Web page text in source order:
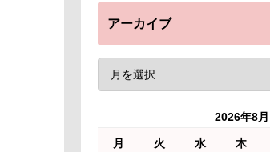
アーカイブ
2026年8月
月 火 水 木